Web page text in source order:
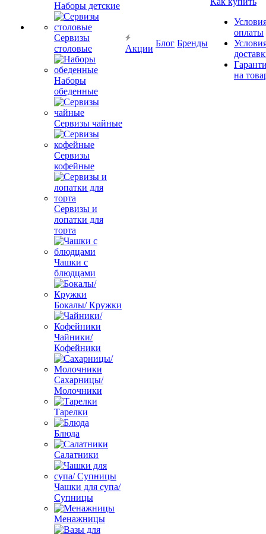
Наборы детские
Сервизы
столовые
Наборы
обеденные
Сервизы чайные
Сервизы
кофейные
Сервизы и
лопатки для
торта
Чашки с
блюдцами
Бокалы/ Кружки
Чайники/
Кофейники
Сахарницы/
Молочники
Тарелки
Блюда
Салатники
Чашки для супа/
Супницы
Менажницы
Акции
Блог Бренды
оплаты
на